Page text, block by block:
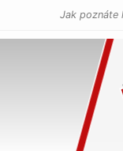
Jak poznáte